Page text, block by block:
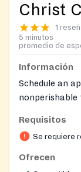
Christ
1
5 minutos
promedio de
Información
Schedule an
nonperishable
Requisitos
Se requiere
Ofrecen